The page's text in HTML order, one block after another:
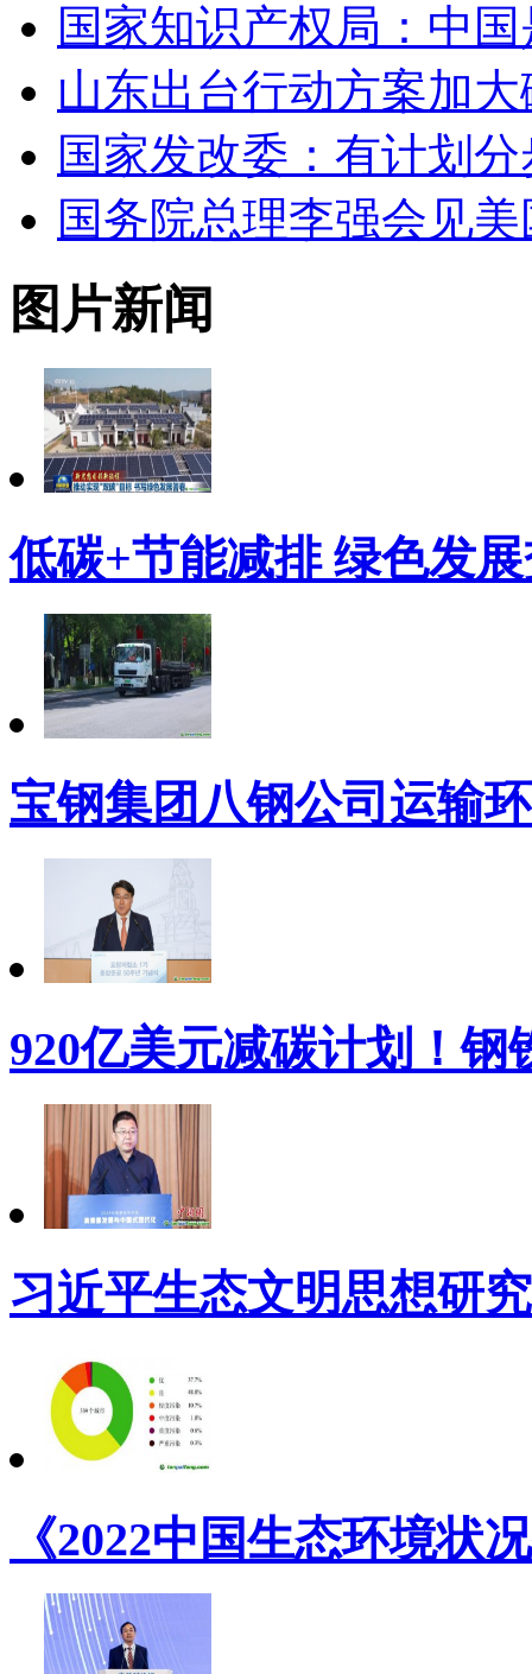
国家知识产权局：中
山东出台行动方案加
国家发改委：有计划
国务院总理李强会见
图片新闻
低碳+节能减排 绿色发
宝钢集团八钢公司运输
920亿美元减碳计划！钢
习近平生态文明思想研
《2022中国生态环境状